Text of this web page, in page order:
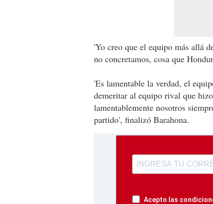
'Yo creo que el equipo más allá
no concretamos, cosa que
'Es lamentable la verdad, el
demeritar al equipo rival que
lamentablemente nosotros
partido', finalizó Barahona.
Acepto las